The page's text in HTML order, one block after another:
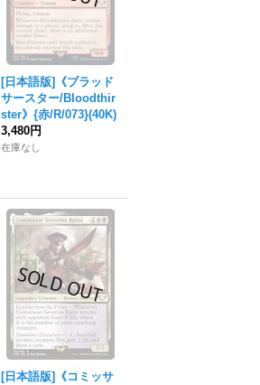
[日本語版]《ブラッド
サースター/Bloodthir
ster》{赤/R/073}(40K)
3,480円
在庫なし
[日本語版]《コミッサ